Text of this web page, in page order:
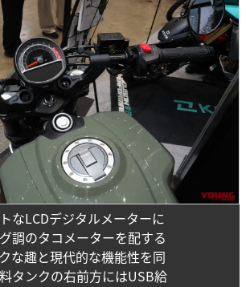
なLCDデジタルメーターに
調のタコメーターを配する
な趣と現代的な機能性を同
タンクの右前方にはUSB給